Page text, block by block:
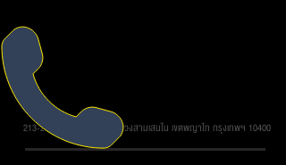
213-215 ถ.วิภาวดี รังสิต แขวงสามเสนใน เขตพญาไท กรุงเทพฯ 10400